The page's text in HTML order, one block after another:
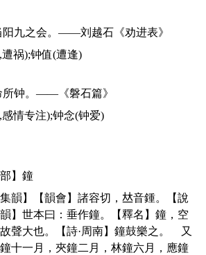
阳九之会。——刘越石《劝进表》
,遭祸);钟值(遭逢)
所钟。——《磐石篇》
,感情专注);钟念(钟爱)
部】鐘
集韻】【韻會】諸容切， 𠀤音鍾。【說
】世本曰：垂作鐘。【釋名】鐘，空
聲大也。【詩·周南】鐘鼓樂之。 又
鐘十一月，夾鐘二月，林鐘六月，應鐘